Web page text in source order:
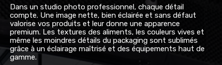
Dans un studio photo professionnel, chaque détail
compte. Une image nette, bien éclairée et sans défaut
valorise vos produits et leur donne une apparence
premium. Les textures des aliments, les couleurs vives et
même les moindres détails du packaging sont sublimés
grâce à un éclairage maîtrisé et des équipements haut de
gamme.